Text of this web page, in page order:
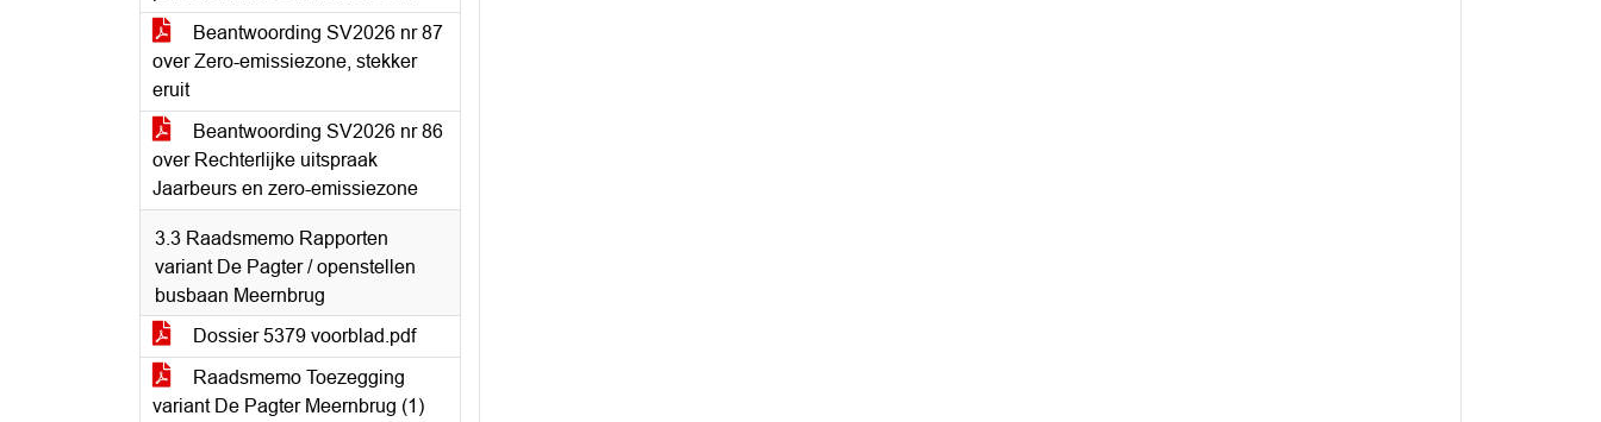
Beantwoording SV2026 nr 87
over Zero-emissiezone, stekker
eruit
Beantwoording SV2026 nr 86
over Rechterlijke uitspraak
Jaarbeurs en zero-emissiezone
3.3 Raadsmemo Rapporten
variant De Pagter / openstellen
busbaan Meernbrug
Dossier 5379 voorblad.pdf
Raadsmemo Toezegging
variant De Pagter Meernbrug (1)